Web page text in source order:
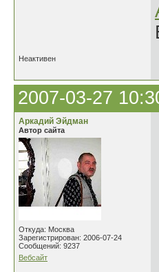
Неактивен
2007-03-27
Аркадий Эйдман
Автор сайта
Откуда: Москва
Зарегистрирован: 2006-07-24
Сообщений: 9237
Вебсайт